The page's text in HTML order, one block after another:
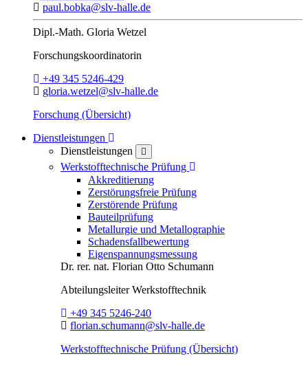
E-Mail:
paul.bobka@slv-halle.de
Dipl.-Math. Gloria Wetzel
Forschungs­koordinatorin
Telefon:
+49 345 5246-429
E-Mail:
gloria.wetzel@slv-halle.de
Forschung (Übersicht)
Dienstleistungen
Dienstleistungen
Werkstofftechnische Prüfung Toggle Dropdown
Akkreditierung
Zerstörungsfreie Prüfung
Zerstörende Prüfung
Bauteilprüfung
Metallurgie und Metallographie
Schadensfallbewertung
Eigenspannungsmessung
Dr. rer. nat. Florian Otto Schumann
AbteilungsleiterWerkstofftechnik
Telefon:
+49 345 5246-240
E-Mail:
florian.schumann@slv-halle.de
Werkstofftechnische Prüfung (Übersicht)